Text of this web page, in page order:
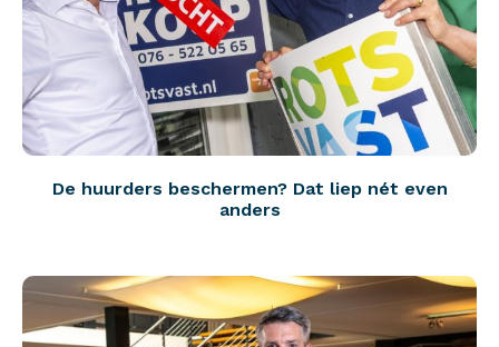
De huurders beschermen? Dat liep nét even
anders